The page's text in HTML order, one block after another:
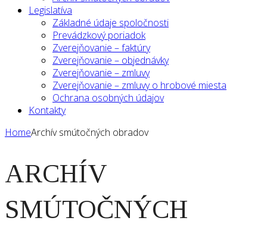
Legislatíva
Základné údaje spoločnosti
Prevádzkový poriadok
Zverejňovanie – faktúry
Zverejňovanie – objednávky
Zverejňovanie – zmluvy
Zverejňovanie – zmluvy o hrobové miesta
Ochrana osobných údajov
Kontakty
HomeArchív smútočných obradov
ARCHÍV
SMÚTOČNÝCH